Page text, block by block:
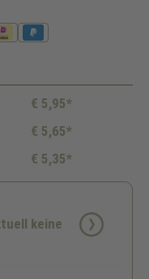
€ 5,95*
€ 5,65*
€ 5,35*
keine